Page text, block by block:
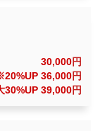
30,000円
36,000円
30%UP 39,000円